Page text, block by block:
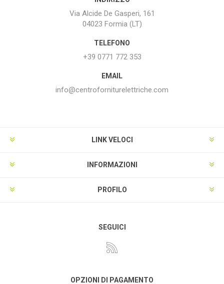
Via Alcide De Gasperi, 161
04023 Formia (LT)
TELEFONO
+39 0771 772 353
EMAIL
info@centroforniturelettriche.com
LINK VELOCI
INFORMAZIONI
PROFILO
SEGUICI
OPZIONI DI PAGAMENTO